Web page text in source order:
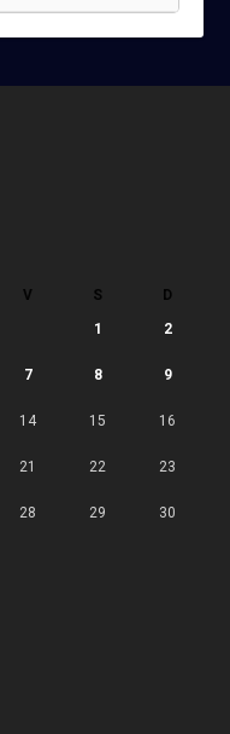
V S D
1 2
7 8 9
14 15 16
21 22 23
28 29 30